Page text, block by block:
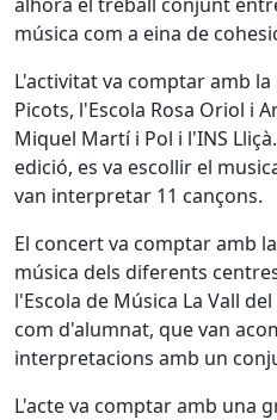
música com a eina de
L'activitat va comptar amb
Picots, l'Escola Rosa Oriol i
Miquel Martí i Pol i l'INS
edició, es va escollir el
van interpretar 11 cançons.
El concert va comptar amb
música dels diferents
l'Escola de Música La Vall
com d'alumnat, que van
interpretacions amb un
L'acte va comptar amb una